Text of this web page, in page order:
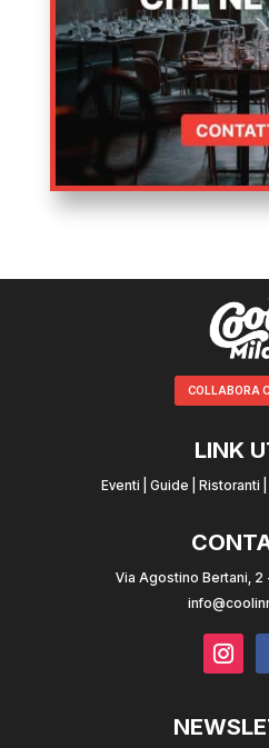
COLLABORA
LINK
Eventi Guide Ristoranti
Via Agostino Bertani, 2